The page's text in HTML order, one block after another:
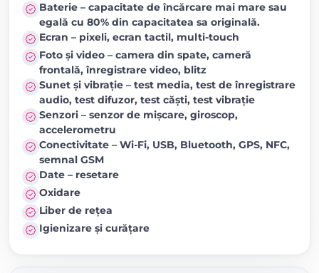
Baterie – capacitate de încărcare mai mare sau
egală cu 80% din capacitatea sa originală.
Ecran – pixeli, ecran tactil, multi-touch
Foto și video – camera din spate, cameră
frontală, înregistrare video, blitz
Sunet și vibrație – test media, test de înregistrare
audio, test difuzor, test căști, test vibrație
Senzori – senzor de mișcare, giroscop,
accelerometru
Conectivitate – Wi-Fi, USB, Bluetooth, GPS, NFC,
semnal GSM
Date – resetare
Oxidare
Liber de rețea
Igienizare și curățare